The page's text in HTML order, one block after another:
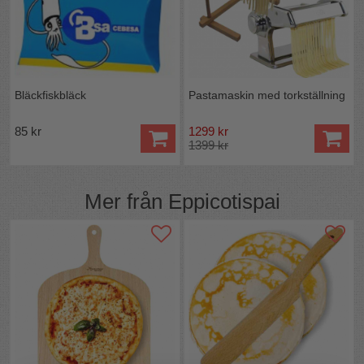
Bläckfiskbläck
85 kr
Pastamaskin med torkställning
1299 kr
1399 kr
Mer från Eppicotispai